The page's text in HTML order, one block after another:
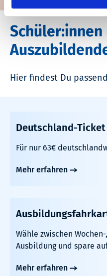
Schüler:innen
Hier findest Du
Deutschland-Ticket
Für nur 63€
Mehr erfahren
Wähle zwischen
Ausbildung und spare
Mehr erfahren